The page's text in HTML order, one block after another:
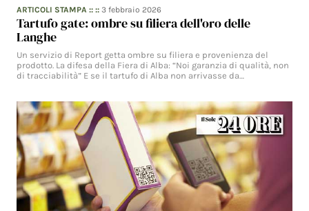
ARTICOLI STAMPA :: ::3 febbraio 2026
Tartufo gate: ombre su filiera dell'oro delle
Langhe
Un servizio di Report getta ombre su filiera e provenienza del
prodotto. La difesa della Fiera di Alba: “Noi garanzia di qualità, non
di tracciabilità” E se il tartufo di Alba non arrivasse da…